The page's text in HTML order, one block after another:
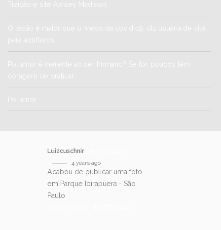
Traição e site Ashley Madison
O tesão é maior que o medo da covid-19, diz usuária de site
para adúlteros
Poliamor é inerente ao ser humano? Se for, poucos têm
coragem de praticar
Poliamor
Luizcuschnir
4 years ago
Acabou de publicar uma foto
em Parque Ibirapuera - São
Paulo